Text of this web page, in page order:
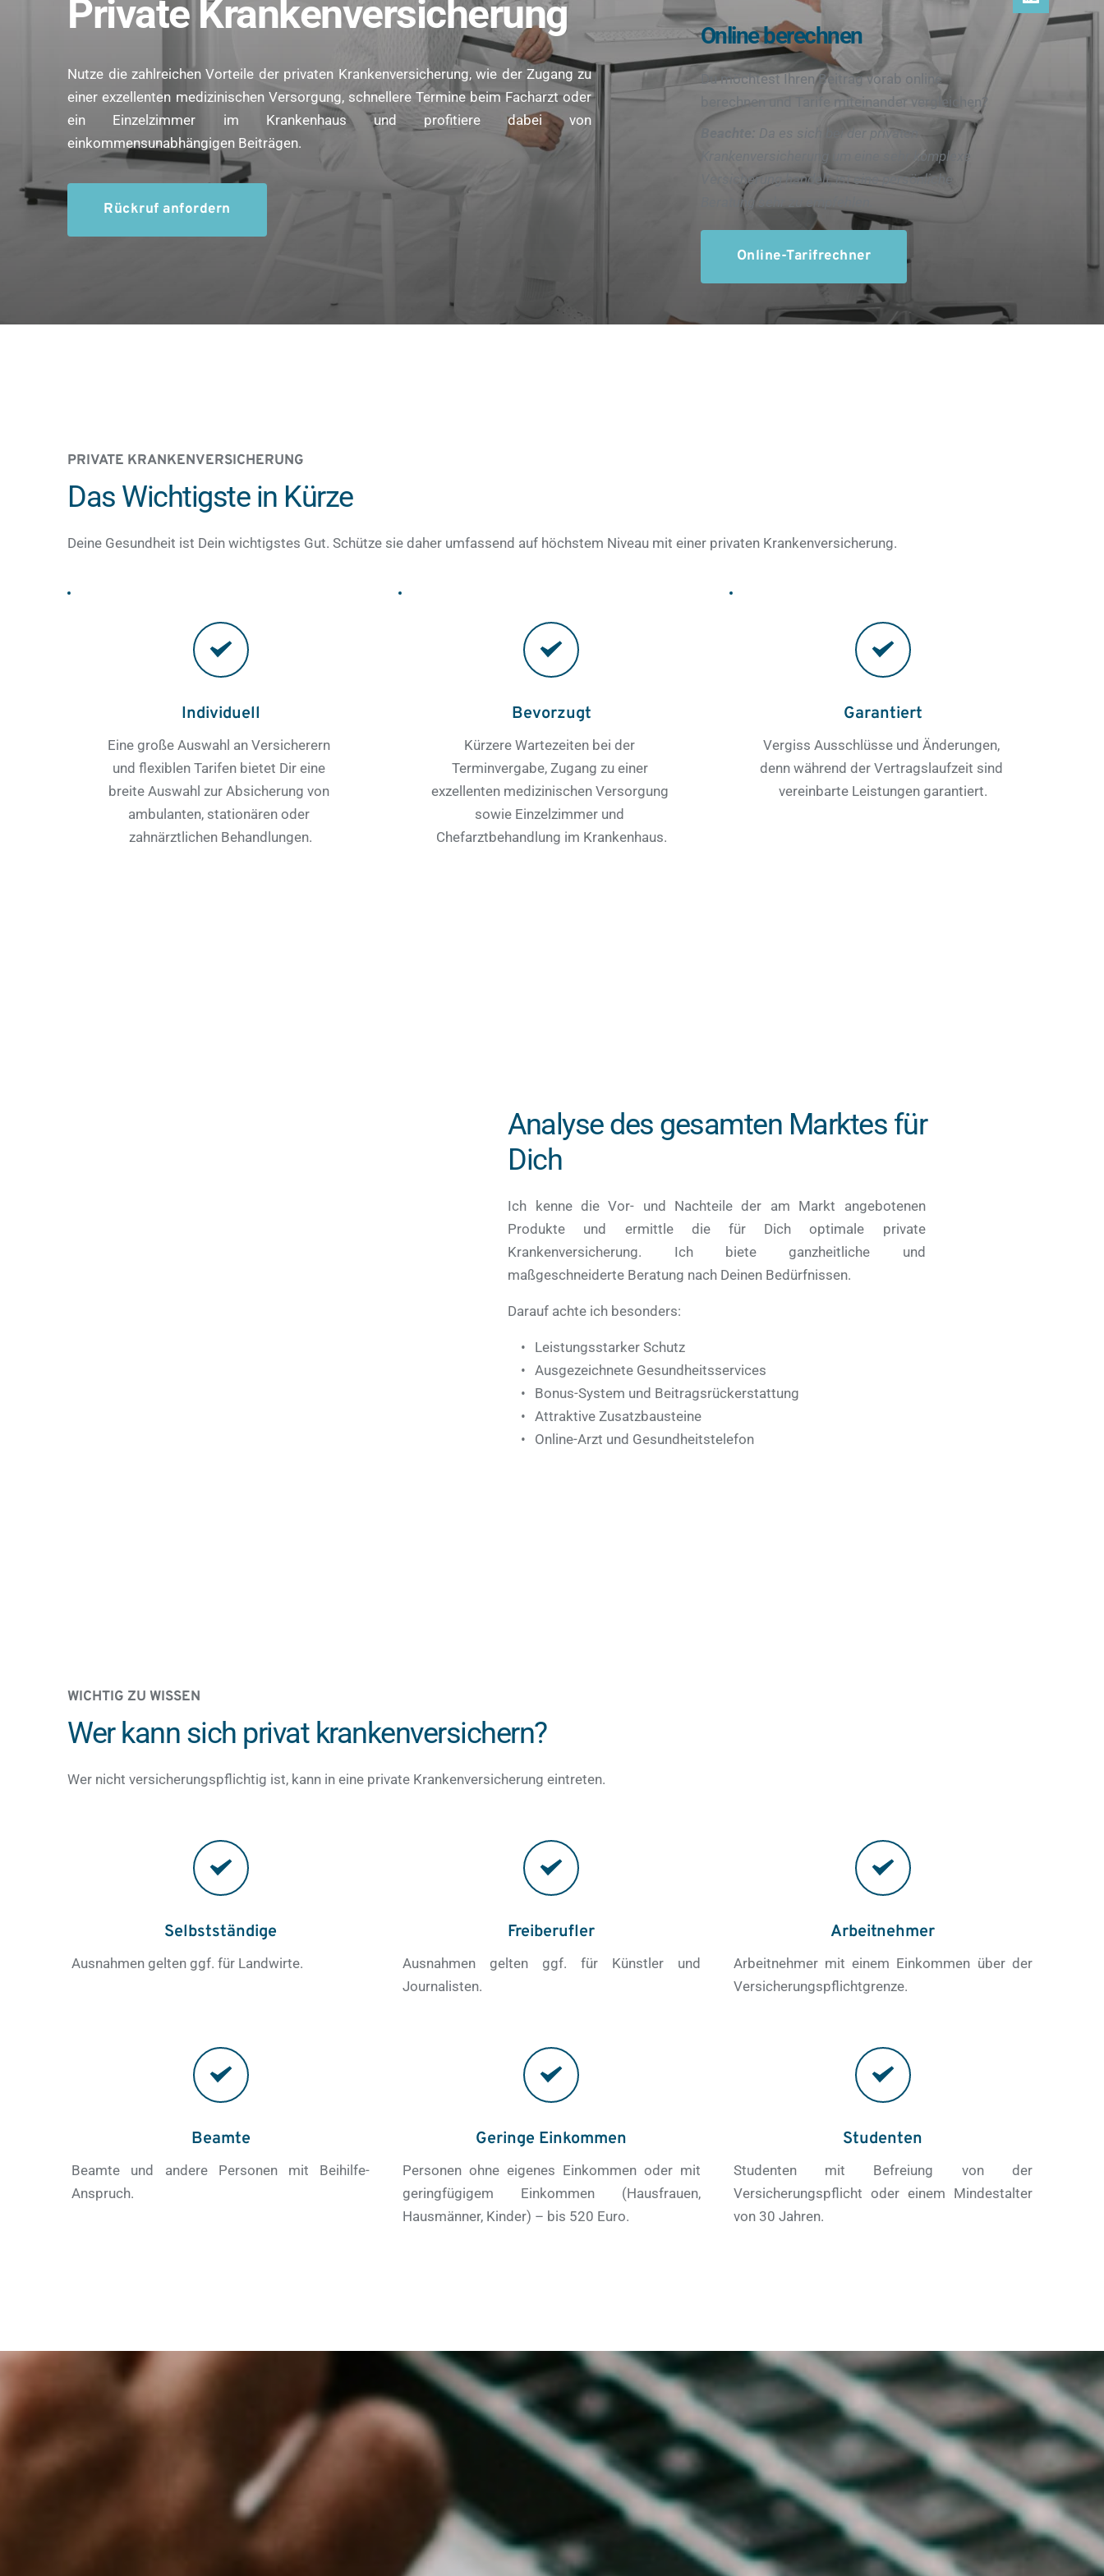
Private Krankenversicherung
Nutze die zahlreichen Vorteile der privaten Krankenversicherung, wie der Zugang zu
einer exzellenten medizinischen Versorgung, schnellere Termine beim Facharzt oder
ein Einzelzimmer im Krankenhaus und profitiere dabei von
einkommensunabhängigen Beiträgen.
Rückruf anfordern
Online berechnen
Du möchtest Ihren Beitrag vorab online
berechnen und Tarife miteinander vergleichen?
Da es sich bei der privaten
Krankenversicherung um eine sehr komplexe
Versicherung handelt, ist eine persönliche
Beratung sehr zu empfehlen.
Online-Tarifrechner
PRIVATE KRANKENVERSICHERUNG
Das Wichtigste in Kürze
Deine Gesundheit ist Dein wichtigstes Gut. Schütze sie daher umfassend auf höchstem Niveau mit einer privaten Krankenversicherung.
Individuell
Eine große Auswahl an Versicherern
und flexiblen Tarifen bietet Dir eine
breite Auswahl zur Absicherung von
ambulanten, stationären oder
zahnärztlichen Behandlungen.
Bevorzugt
Kürzere Wartezeiten bei der
Terminvergabe, Zugang zu einer
exzellenten medizinischen Versorgung
sowie Einzelzimmer und
Chefarztbehandlung im Krankenhaus.
Garantiert
Vergiss Ausschlüsse und Änderungen,
denn während der Vertragslaufzeit sind
vereinbarte Leistungen garantiert.
Analyse des gesamten Marktes für
Dich
Ich kenne die Vor- und Nachteile der am Markt angebotenen
Produkte und ermittle die für Dich optimale private
Krankenversicherung. Ich biete ganzheitliche und
maßgeschneiderte Beratung nach Deinen Bedürfnissen.
Darauf achte ich besonders:
Leistungsstarker Schutz
Ausgezeichnete Gesundheitsservices
Bonus-System und Beitragsrückerstattung
Attraktive Zusatzbausteine
Online-Arzt und Gesundheitstelefon
WICHTIG ZU WISSEN
Wer kann sich privat krankenversichern?
Wer nicht versicherungspflichtig ist, kann in eine private Krankenversicherung eintreten.
Selbstständige
Ausnahmen gelten ggf. für Landwirte.
Freiberufler
Ausnahmen gelten ggf. für Künstler und
Journalisten.
Arbeitnehmer
Arbeitnehmer mit einem Einkommen über der
Versicherungspflichtgrenze.
Beamte
Beamte und andere Personen mit Beihilfe-
Anspruch.
Geringe Einkommen
Personen ohne eigenes Einkommen oder mit
geringfügigem Einkommen (Hausfrauen,
Hausmänner, Kinder) – bis 520 Euro.
Studenten
Studenten mit Befreiung von der
Versicherungspflicht oder einem Mindestalter
von 30 Jahren.